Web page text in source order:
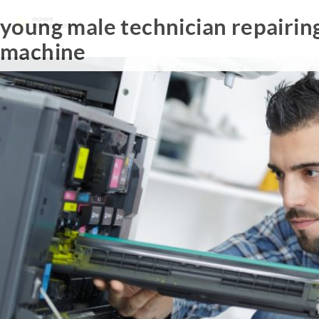
young male technician
machine